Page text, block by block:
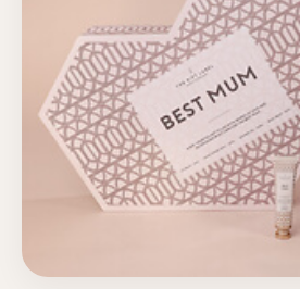
Condoléances